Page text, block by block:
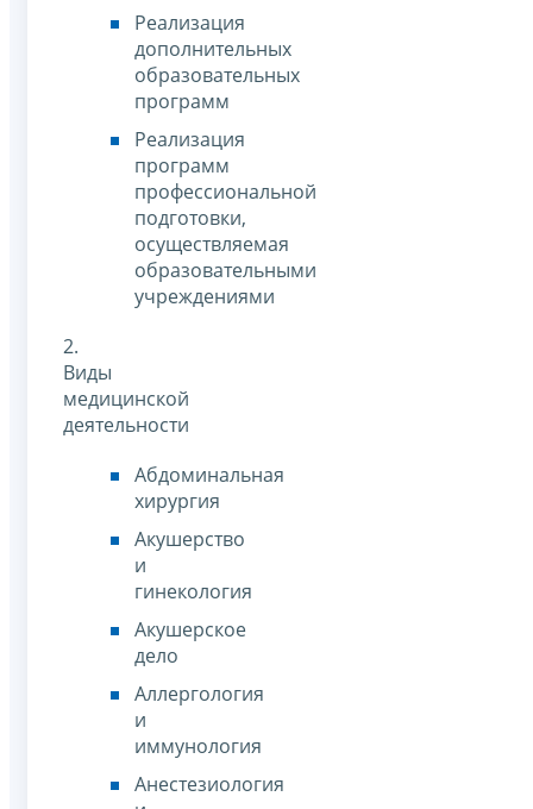
Реализация
дополнительных
образовательных
программ
Реализация
программ
профессиональной
подготовки,
осуществляемая
образовательными
учреждениями
2.
Виды
медицинской
деятельности
Абдоминальная
хирургия
Акушерство
и
гинекология
Акушерское
дело
Аллергология
и
иммунология
Анестезиология